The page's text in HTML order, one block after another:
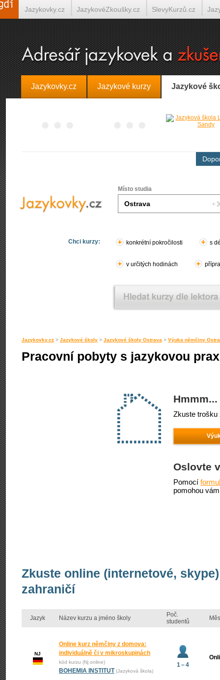
Jazykovky.cz Jazykové kurzy Jazykové
Místo studia
Chci kurzy: konkrétní pokročilosti s
v určitých hodinách
Jazykovky.cz > Jazykové školy > Jazykové školy Ostrava > Výuka němčiny
Pracovní pobyty s jazykovou
Zkuste trošku
Oslovte
Pomocí
pomohou
Zkuste online (internetové,
zahraničí
Jazyk Název kurzu a jméno školy
Poč.
studentů
NJ
Online kurz němčiny z domova:
individuálně či v mikroskupinách
kód kurzu (Nj online)
BOHEMIA INSTITUT (Jazyková škola)
1 – 4
Jazykovky.cz JazykovéZkoušky.cz SlevyKurzů.cz
Španělština on-line Italština on-line Tlumočení-